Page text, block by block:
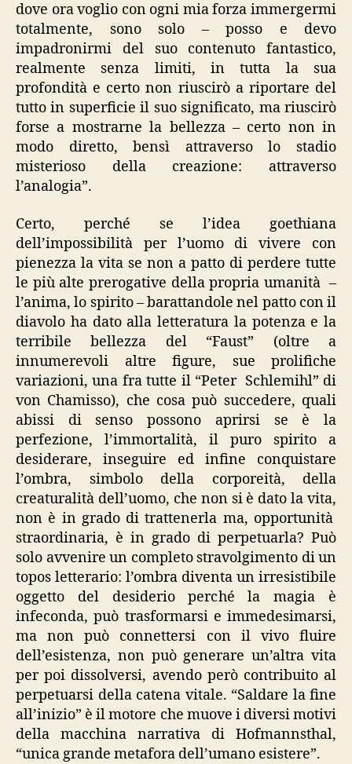
dove ora voglio con ogni mia forza immergermi
totalmente, sono solo – posso e devo
impadronirmi del suo contenuto fantastico,
realmente senza limiti, in tutta la sua
profondità e certo non riuscirò a riportare del
tutto in superficie il suo significato, ma riuscirò
forse a mostrarne la bellezza – certo non in
modo diretto, bensì attraverso lo stadio
misterioso della creazione: attraverso
l’analogia”.
Certo, perché se l’idea goethiana
dell’impossibilità per l’uomo di vivere con
pienezza la vita se non a patto di perdere tutte
le più alte prerogative della propria umanità –
l’anima, lo spirito – barattandole nel patto con il
diavolo ha dato alla letteratura la potenza e la
terribile bellezza del “Faust” (oltre a
innumerevoli altre figure, sue prolifiche
variazioni, una fra tutte il “Peter Schlemihl” di
von Chamisso), che cosa può succedere, quali
abissi di senso possono aprirsi se è la
perfezione, l’immortalità, il puro spirito a
desiderare, inseguire ed infine conquistare
l’ombra, simbolo della corporeità, della
creaturalità dell’uomo, che non si è dato la vita,
non è in grado di trattenerla ma, opportunità
straordinaria, è in grado di perpetuarla? Può
solo avvenire un completo stravolgimento di un
topos letterario: l’ombra diventa un irresistibile
oggetto del desiderio perché la magia è
infeconda, può trasformarsi e immedesimarsi,
ma non può connettersi con il vivo fluire
dell’esistenza, non può generare un’altra vita
per poi dissolversi, avendo però contribuito al
perpetuarsi della catena vitale. “Saldare la fine
all’inizio” è il motore che muove i diversi motivi
della macchina narrativa di Hofmannsthal,
“unica grande metafora dell’umano esistere”.